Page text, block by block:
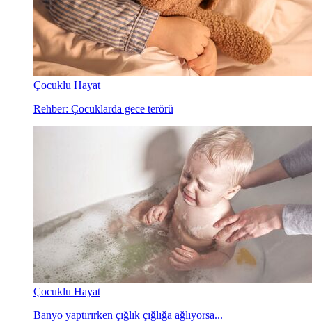
Çocuklu Hayat
Rehber: Çocuklarda gece terörü
Çocuklu Hayat
Banyo yaptırırken çığlık çığlığa ağlıyorsa...